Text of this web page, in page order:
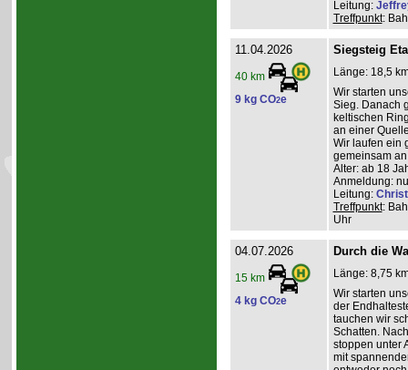
Leitung:
Treffpunkt:
11.04.2026
40 km
9 kg CO2e
Siegsteig
Länge: 18,5
Wir starten
Sieg. Danach
keltischen
an einer
Wir laufen ein
gemeinsam
Alter: ab 18
Anmeldung:
Leitung:
Treffpunkt:
Uhr
04.07.2026
15 km
4 kg CO2e
Durch die
Länge: 8,75
Wir starten
der
tauchen wir
Schatten.
stoppen unter
mit